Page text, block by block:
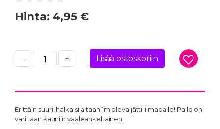
Hinta: 4,95 €
- + Lisää ostoskoriin
Erittäin suuri, halkaisijaltaan 1m oleva jätti-ilmapallo! Pallo on
väriltään kauniin vaaleankeltainen.